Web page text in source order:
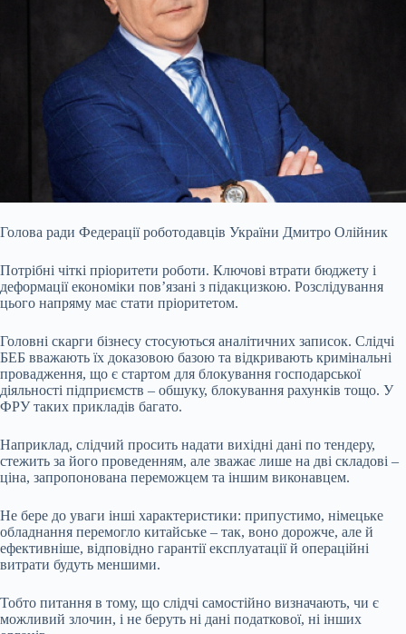
Голова ради Федерації роботодавців України Дмитро Олійник
Потрібні чіткі пріоритети роботи. Ключові втрати бюджету і
деформації економіки пов’язані з підакцизкою. Розслідування
цього напряму має стати пріоритетом.
Головні скарги бізнесу стосуються аналітичних записок. Слідчі
БЕБ вважають їх доказовою базою та відкривають кримінальні
провадження, що є стартом для блокування господарської
діяльності підприємств – обшуку, блокування рахунків тощо. У
ФРУ таких прикладів багато.
Наприклад, слідчий просить надати вихідні дані по тендеру,
стежить за його проведенням, але зважає лише на дві складові –
ціна, запропонована переможцем та іншим виконавцем.
Не бере до уваги інші характеристики: припустимо, німецьке
обладнання перемогло китайське – так, воно дорожче, але й
ефективніше, відповідно гарантії експлуатації й операційні
витрати будуть меншими.
Тобто питання в тому, що слідчі самостійно визначають, чи є
можливий злочин, і не беруть ні дані податкової, ні інших